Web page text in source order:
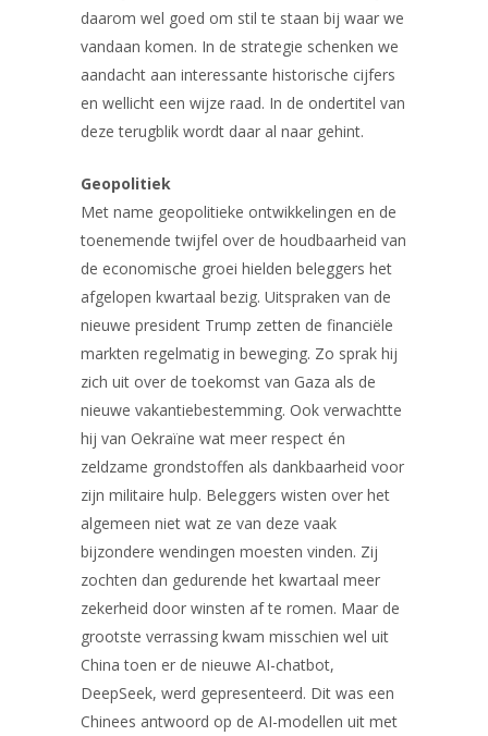
daarom wel goed om stil te staan bij waar we
vandaan komen. In de strategie schenken we
aandacht aan interessante historische cijfers
en wellicht een wijze raad. In de ondertitel van
deze terugblik wordt daar al naar gehint.
Geopolitiek
Met name geopolitieke ontwikkelingen en de
toenemende twijfel over de houdbaarheid van
de economische groei hielden beleggers het
afgelopen kwartaal bezig. Uitspraken van de
nieuwe president Trump zetten de financiële
markten regelmatig in beweging. Zo sprak hij
zich uit over de toekomst van Gaza als de
nieuwe vakantiebestemming. Ook verwachtte
hij van Oekraïne wat meer respect én
zeldzame grondstoffen als dankbaarheid voor
zijn militaire hulp. Beleggers wisten over het
algemeen niet wat ze van deze vaak
bijzondere wendingen moesten vinden. Zij
zochten dan gedurende het kwartaal meer
zekerheid door winsten af te romen. Maar de
grootste verrassing kwam misschien wel uit
China toen er de nieuwe AI-chatbot,
DeepSeek, werd gepresenteerd. Dit was een
Chinees antwoord op de AI-modellen uit met